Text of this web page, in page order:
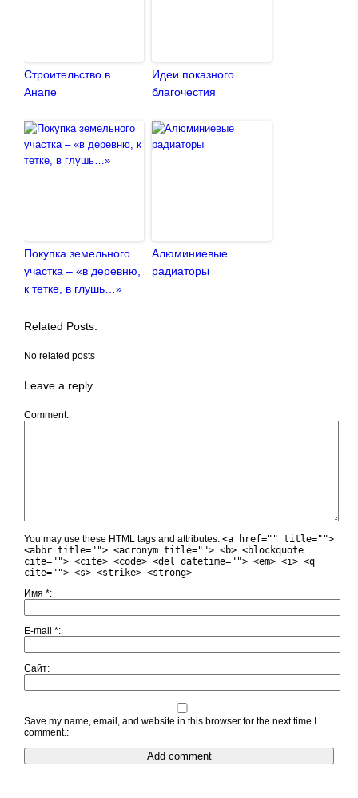
Строительство в
Анапе
Идеи показного
благочестия
Покупка земельного
участка – «в деревню,
к тетке, в глушь…»
Алюминиевые
радиаторы
Related Posts:
No related posts
Leave a reply
Comment
You may use these HTML tags and attributes: <a href="" title="">
<abbr title=""> <acronym title=""> <b> <blockquote
cite=""> <cite> <code> <del datetime=""> <em> <i> <q
cite=""> <s> <strike> <strong>
Имя *
E-mail *
Сайт
Save my name, email, and website in this browser for the next time I
comment.